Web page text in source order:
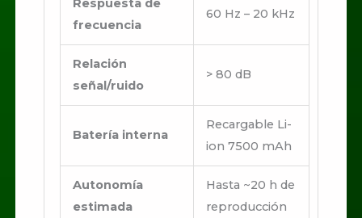
Respuesta de
frecuencia
60 Hz – 20 kHz
Relación
señal/ruido
> 80 dB
Batería interna
Recargable Li-
ion 7500 mAh
Autonomía
estimada
Hasta ~20 h de
reproducción